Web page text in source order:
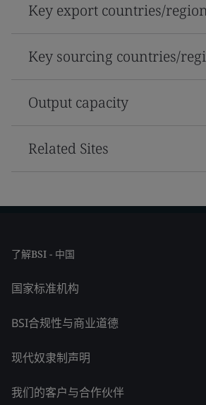
Key export countries/
Key sourcing countries/
Output capacity
Related Sites
了解BSI - 中国
国家标准机构
BSI合规性与商业道德
现代奴隶制声明
我们的客户与合作伙伴